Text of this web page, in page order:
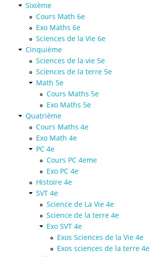
Sixième
Cours Math 6e
Exo Maths 6e
Sciences de la Vie 6e
Cinquième
Sciences de la vie 5e
Sciences de la terre 5e
Math 5e
Cours Maths 5e
Exo Maths 5e
Quatrième
Cours Maths 4e
Exo Math 4e
PC 4e
Cours PC 4eme
Exo PC 4e
Histoire 4e
SVT 4e
Science de La Vie 4e
Science de la terre 4e
Exo SVT 4e
Exos Sciences de la Vie 4e
Exos sciences de la terre 4e